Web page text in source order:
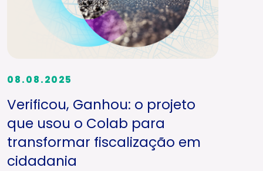
08.08.2025
Verificou, Ganhou: o projeto
que usou o Colab para
transformar fiscalização em
cidadania